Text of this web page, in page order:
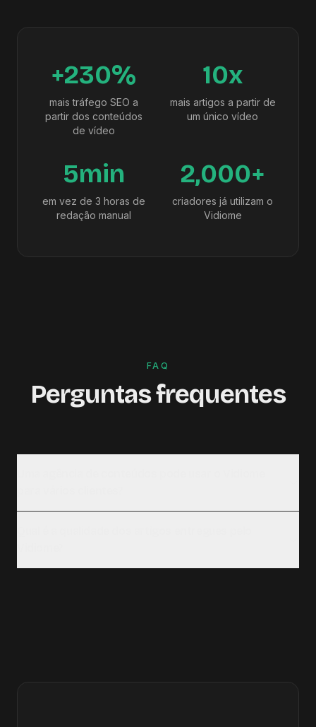
+230%
mais tráfego SEO a
partir dos conteúdos
de vídeo
10x
mais artigos a partir de
um único vídeo
5min
em vez de 3 horas de
redação manual
2,000+
criadores já utilizam o
Vidiome
FAQ
Perguntas frequentes